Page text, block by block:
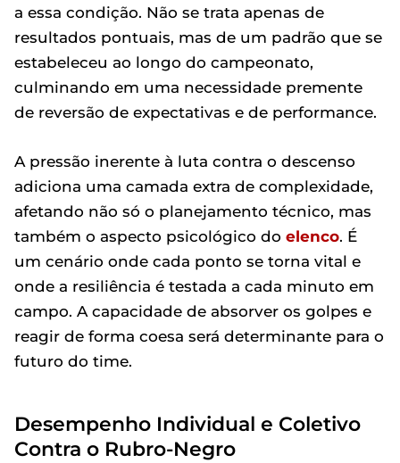
a essa condição. Não se trata apenas de
resultados pontuais, mas de um padrão que se
estabeleceu ao longo do campeonato,
culminando em uma necessidade premente
de reversão de expectativas e de performance.
A pressão inerente à luta contra o descenso
adiciona uma camada extra de complexidade,
afetando não só o planejamento técnico, mas
também o aspecto psicológico do elenco. É
um cenário onde cada ponto se torna vital e
onde a resiliência é testada a cada minuto em
campo. A capacidade de absorver os golpes e
reagir de forma coesa será determinante para o
futuro do time.
Desempenho Individual e Coletivo
Contra o Rubro-Negro